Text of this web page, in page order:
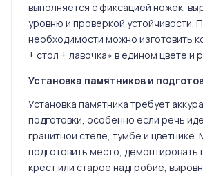
выполняется с фиксацией ножек,
уровню и проверкой устойчивости.
необходимости можно изготовить
+ стол + лавочка» в едином цвете и
Установка памятников и
Установка памятника требует
подготовки, особенно если речь
гранитной стеле, тумбе и
подготовить место, демонтировать
крест или старое надгробие,